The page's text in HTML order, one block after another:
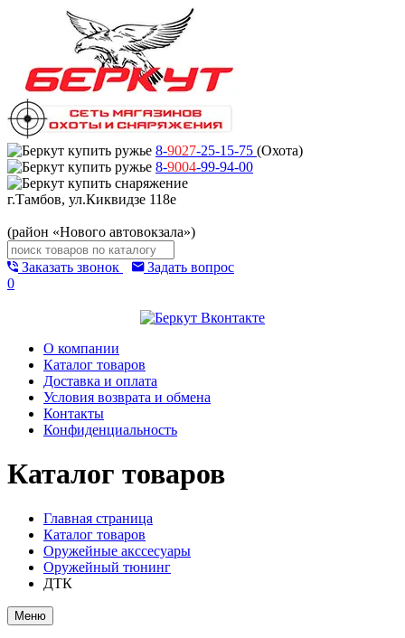
8-9027-25-15-75 (Охота)
8-9004-99-94-00
г.Тамбов, ул.Киквидзе 118е
(район «Нового автовокзала»)
Заказать звонок
Задать вопрос
0
О компании
Каталог товаров
Доставка и оплата
Условия возврата и обмена
Контакты
Конфиденциальность
Каталог товаров
Главная страница
Каталог товаров
Оружейные акссесуары
Оружейный тюнинг
ДТК
Меню